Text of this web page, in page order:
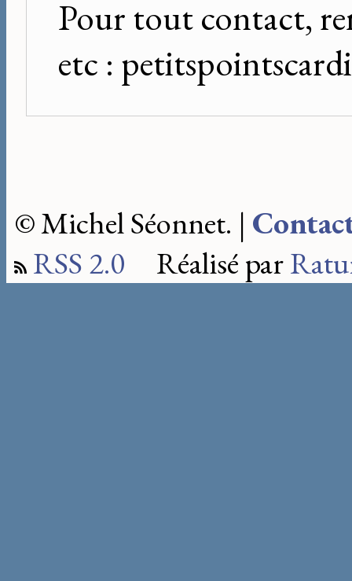
Pour tout contact,
etc :
© Michel Séonnet. |
RSS 2.0 Réalisé par